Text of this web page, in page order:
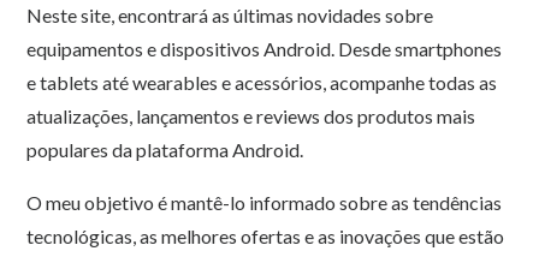
Neste site, encontrará as últimas novidades sobre
equipamentos e dispositivos Android. Desde smartphones
e tablets até wearables e acessórios, acompanhe todas as
atualizações, lançamentos e reviews dos produtos mais
populares da plataforma Android.
O meu objetivo é mantê-lo informado sobre as tendências
tecnológicas, as melhores ofertas e as inovações que estão